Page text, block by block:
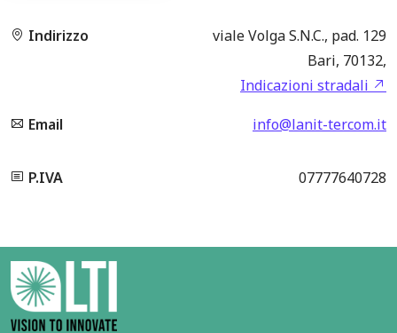
Indirizzo
viale Volga S.N.C., pad. 129
Bari, 70132,
Indicazioni stradali
Email
info@lanit-tercom.it
P.IVA 07777640728